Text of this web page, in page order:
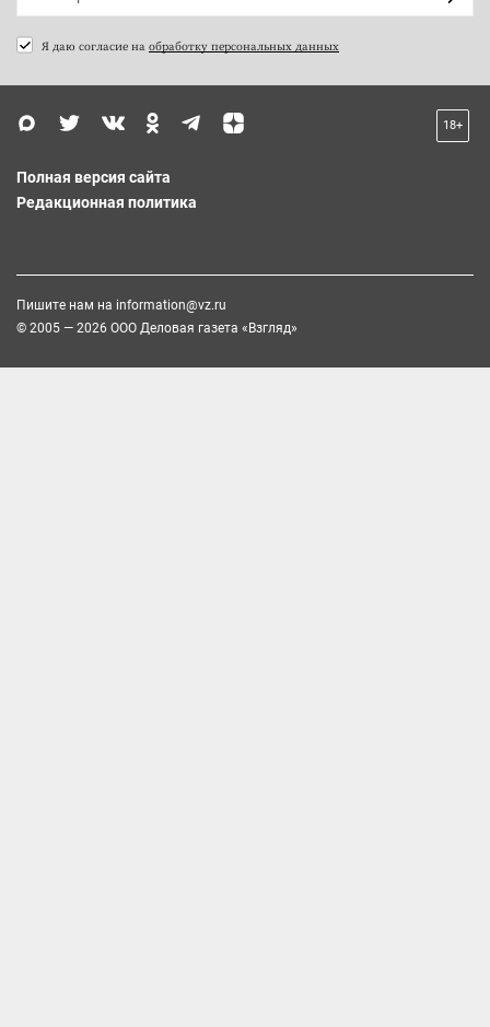
Я даю согласие на обработку персональных данных
18+
Полная версия сайта
Редакционная политика
Пишите нам на information@vz.ru
© 2005 — 2026 ООО Деловая газета «Взгляд»